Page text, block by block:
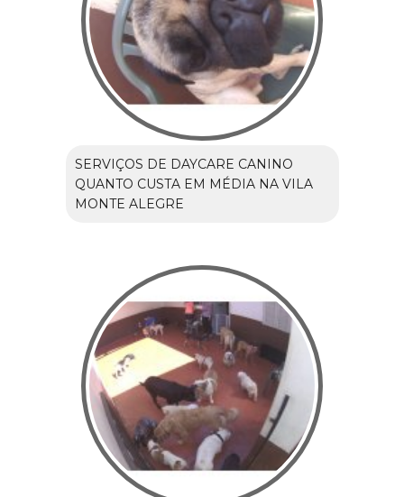
SERVIÇOS DE DAYCARE CANINO
QUANTO CUSTA EM MÉDIA NA VILA
MONTE ALEGRE